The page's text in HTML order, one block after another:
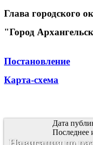
Глава городского
"Город
Постановление
Карта-схема
Дата
Последнее